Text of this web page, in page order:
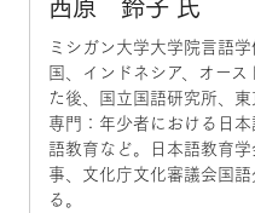
ミシガン大学大学院言語
国、インドネシア、オー
た後、国立国語研究所、
専門：年少者における日
語教育など。日本語教育
事、文化庁文化審議会国
る。